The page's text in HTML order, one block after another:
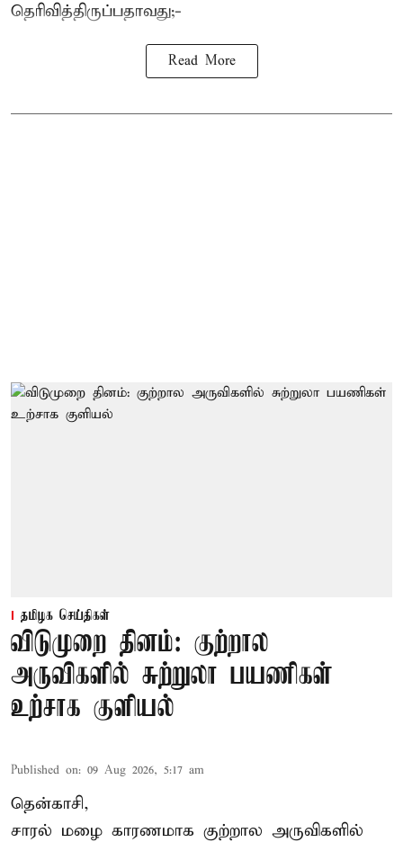
தெரிவித்திருப்பதாவது;-
Read More
தமிழக செய்திகள்
விடுமுறை தினம்: குற்றால
அருவிகளில் சுற்றுலா பயணிகள்
உற்சாக குளியல்
Published on: 09 Aug 2026, 5:17 am
தென்காசி,
சாரல் மழை காரணமாக குற்றால அருவிகளில்